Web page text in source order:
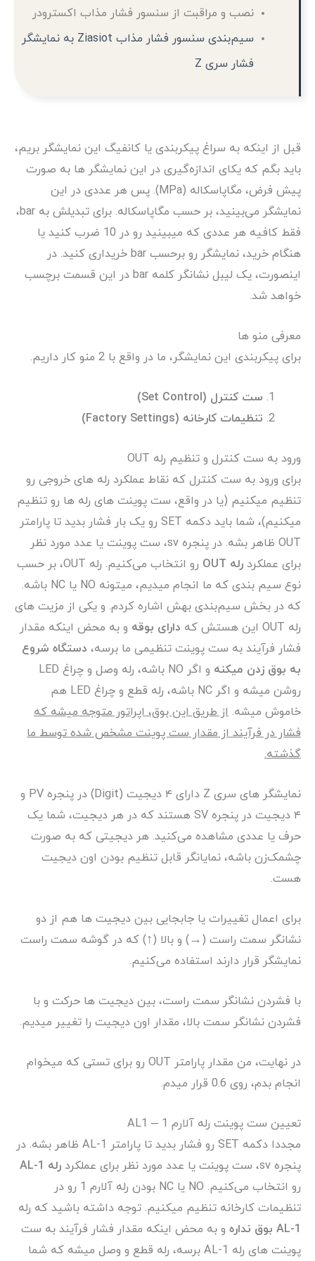
نصب و مراقبت از سنسور فشار مذاب اکسترودر
سیم‌بندی سنسور فشار مذاب Ziasiot به نمایشگر
فشار سری Z
قبل از اینکه به سراغ پیکربندی یا کانفیگ این نمایشگر بریم،
باید بگم که یکای اندازه‌گیری در این نمایشگر ها به صورت
پیش فرض، مگاپاسکاله (MPa). پس هر عددی در این
نمایشگر می‌بینید، بر حسب مگاپاسکاله. برای تبدیلش به bar،
فقط کافیه هر عددی که میبینید رو در 10 ضرب کنید یا
هنگام خرید، نمایشگر رو برحسب bar خریداری کنید. در
اینصورت، یک لیبل نشانگر کلمه bar در این قسمت برچسب
خواهد شد.
معرفی منو ها
برای پیکربندی این نمایشگر، ما در واقع با 2 منو کار داریم.
ست کنترل (Set Control)
تنظیمات کارخانه (Factory Settings)
ورود به ست کنترل و تنظیم رله OUT
برای ورود به ست کنترل که نقاط عملکرد رله های خروجی رو
تنظیم میکنیم (یا در واقع، ست پوینت های رله ها رو تنظیم
میکنیم)، شما باید دکمه SET رو یک بار فشار بدید تا پارامتر
OUT ظاهر بشه. در پنجره sv، ست پوینت یا عدد مورد نظر
برای عملکرد رله OUT
رو انتخاب می‌کنیم. رله OUT، بر حسب
نوع سیم بندی که ما انجام میدیم، میتونه NO یا NC باشه.
که در بخش سیم‌بندی بهش اشاره کردم. و یکی از مزیت های
رله OUT این هستش که
دارای بوقه و به محض اینکه مقدار
فشار فرآیند به ست پوینت تنظیمی ما برسه، دستگاه شروع
به بوق زدن میکنه
و اگر NO باشه، رله وصل و چراغ LED
روشن میشه و اگر NC باشه، رله قطع و چراغ LED هم
خاموش میشه. از طریق این بوق، اپراتور متوجه میشه که
فشار در فرآیند از مقدار ست پوینت مشخص شده توسط ما
گذشته.
نمایشگر های سری Z دارای ۴ دیجیت (Digit) در پنجره PV و
۴ دیجیت در پنجره SV هستند که در هر دیجیت، شما یک
حرف یا عددی مشاهده می‌کنید. هر دیجیتی که به صورت
چشمک‌زن باشه، نمایانگر قابل تنظیم بودن اون دیجیت
هست.
برای اعمال تغییرات یا جابجایی بین دیجیت ها هم از دو
نشانگر سمت راست (→) و بالا (↑) که در گوشه سمت راست
نمایشگر قرار دارند استفاده می‌کنیم.
با فشردن نشانگر سمت راست، بین دیجیت ها حرکت و با
فشردن نشانگر سمت بالا، مقدار اون دیجیت را تغییر میدیم.
در نهایت، من مقدار پارامتر OUT رو برای تستی که میخوام
انجام بدم، روی 0.6 قرار میدم.
تعیین ست پوینت رله آلارم 1 – AL1
مجددا دکمه SET رو فشار بدید تا پارامتر AL-1 ظاهر بشه. در
پنجره sv، ست پوینت یا عدد مورد نظر برای عملکرد
رله AL-1
رو انتخاب می‌کنیم. NO یا NC بودن رله آلارم 1 رو در
تنظیمات کارخانه تنظیم میکنیم. توجه داشته باشید که رله
AL-1 بوق نداره
و به محض اینکه مقدار فشار فرآیند به ست
پوینت های رله AL-1 برسه، رله قطع و وصل میشه که شما